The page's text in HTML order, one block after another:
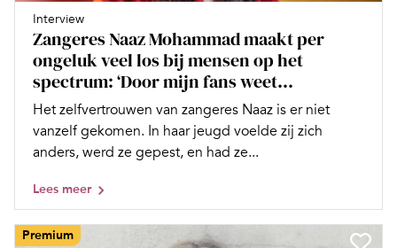
Interview
Zangeres Naaz Mohammad maakt per
ongeluk veel los bij mensen op het
spectrum: ‘Door mijn fans weet...
Het zelfvertrouwen van zangeres Naaz is er niet
vanzelf gekomen. In haar jeugd voelde zij zich
anders, werd ze gepest, en had ze...
Lees meer
Premium